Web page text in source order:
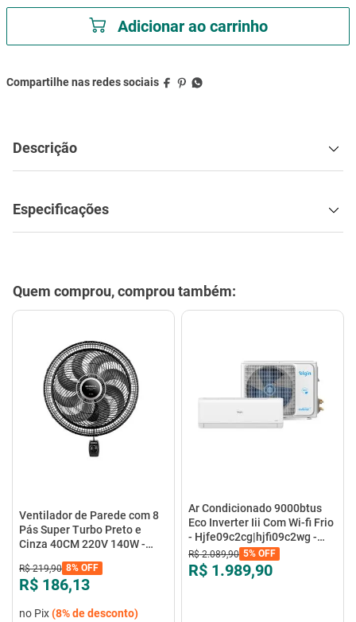
Adicionar ao carrinho
Descrição
Especificações
Quem comprou, comprou também:
Ventilador de Parede com 8
Pás Super Turbo Preto e
Cinza 40CM 220V 140W -
R$ 219,90 8% OFF
R$ 186,13
no Pix(8%de desconto)
Ar Condicionado 9000btus
Eco Inverter Iii Com Wi-fi Frio
- Hjfe09c2cg|hjfi09c2wg -
Elgin
R$ 2.089,90 5% OFF
R$ 1.989,90